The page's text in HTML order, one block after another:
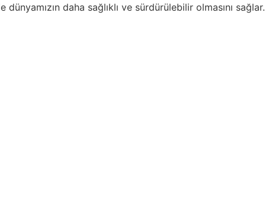
daha sağlıklı ve sürdürülebilir olmasını sağlar.